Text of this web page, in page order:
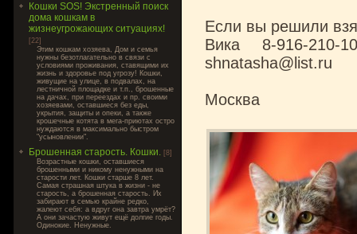
Кошки SOS! Экстренный поиск
дома кошкам в
жизнеугрожающих ситуациях!
[22]
Этим кошкам хозяева, Дом и семья
нужны безотлагательно в связи с
условиями проживания, ставящими их
жизнь и здоровье под угрозу! Кошки,
живущие на улице, в подвалах, на
лестничной площадке и т.п., брошенные
на дачах, при переездах и пр. своими
хозяевами, оставшиеся без еды,
укрытия, защиты и опеки, а также
крошечные котята в мега-приютах остро
нуждаются в максимально быстром
"усыновлении".
Брошенная старость. Кошки. [8]
Возрастные кошки, оставшиеся
брошенными и никому ненужными на
старости лет. Кошки старше 8 лет.
Самая страшная штука в жизни - не
старость, а брошенная старость. Их
забирают в семью крайне редко,
жалеют себя: а вдруг она завтра умрёт?
А они зачастую живут ещё долгие годы.
Одинокие. Ненужные.
Если вы решили
Вика 8-916-210-
shnatasha@list.ru
Москва